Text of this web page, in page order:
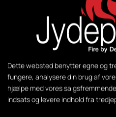
ADRESSE
Ahornsvinget 3-7, Nr.
DK-7500 Holstebro
KONTAKT
T: +45 96 10 12 00
E: info@jydepejsen.dk
Dette websted benytter egne og
fungere, analysere din brug af
hjælpe med vores
indsats og levere indhold fra